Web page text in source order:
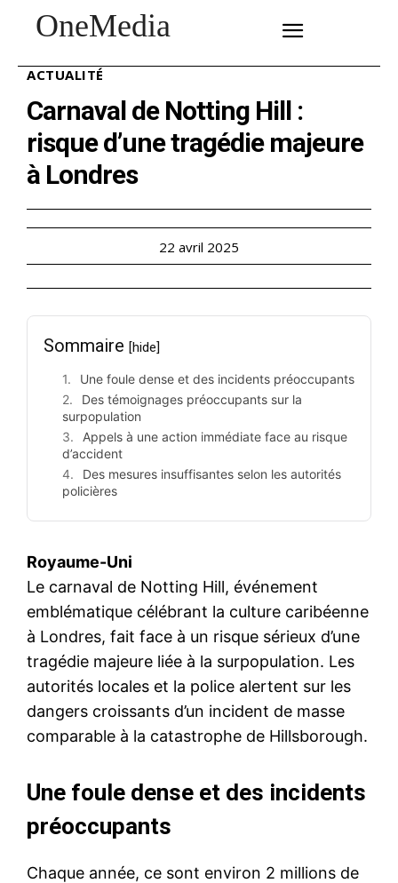
OneMedia
ACTUALITÉ
Carnaval de Notting Hill :
risque d’une tragédie majeure
à Londres
22 avril 2025
Sommaire [hide]
Une foule dense et des incidents préoccupants
Des témoignages préoccupants sur la
surpopulation
Appels à une action immédiate face au risque
d’accident
Des mesures insuffisantes selon les autorités
policières
Royaume-Uni
Le carnaval de Notting Hill, événement
emblématique célébrant la culture caribéenne
à Londres, fait face à un risque sérieux d’une
tragédie majeure liée à la surpopulation. Les
autorités locales et la police alertent sur les
dangers croissants d’un incident de masse
comparable à la catastrophe de Hillsborough.
Une foule dense et des incidents
préoccupants
Chaque année, ce sont environ 2 millions de